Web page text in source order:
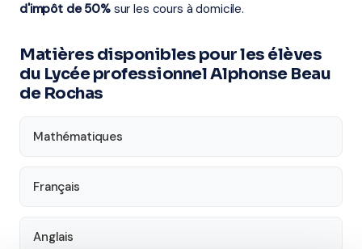
d'impôt de 50%sur les cours à domicile.
Matières disponibles pour les élèves
du Lycée professionnel Alphonse Beau
de Rochas
Mathématiques
Français
Anglais